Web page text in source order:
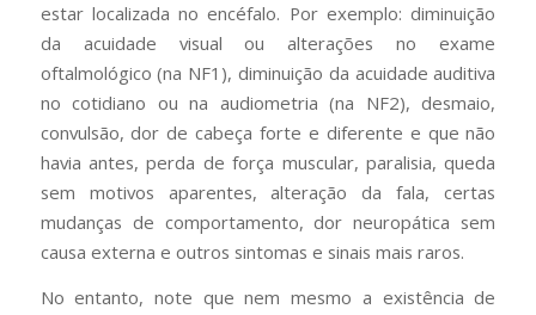
estar localizada no encéfalo. Por exemplo: diminuição
da acuidade visual ou alterações no exame
oftalmológico (na NF1), diminuição da acuidade auditiva
no cotidiano ou na audiometria (na NF2), desmaio,
convulsão, dor de cabeça forte e diferente e que não
havia antes, perda de força muscular, paralisia, queda
sem motivos aparentes, alteração da fala, certas
mudanças de comportamento, dor neuropática sem
causa externa e outros sintomas e sinais mais raros.
No entanto, note que nem mesmo a existência de